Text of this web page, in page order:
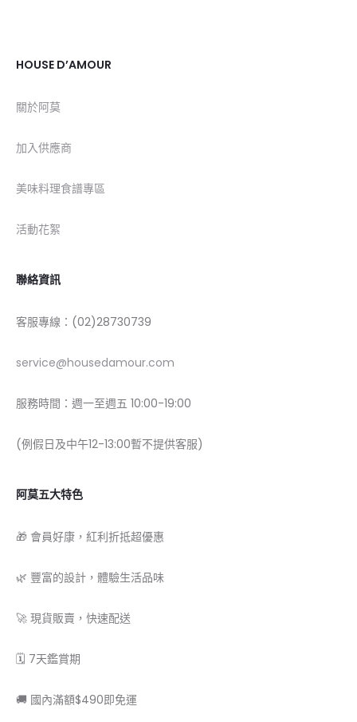
HOUSE D’AMOUR
關於阿莫
加入供應商
美味料理食譜專區
活動花絮
聯絡資訊
客服專線：(02)28730739
service@housedamour.com
服務時間：週一至週五 10:00-19:00
(例假日及中午12-13:00暫不提供客服)
阿莫五大特色
🎁 會員好康，紅利折抵超優惠
🌿 豐富的設計，體驗生活品味
🚀 現貨販賣，快速配送
🗓 7天鑑賞期
🚚 國內滿額$490即免運